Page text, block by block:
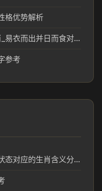
格优势解析
易衣而出，并日而食是什么生肖_易衣而出并日而食对应的生肖含义解析
参考
无精打采是什么生肖_无精打采状态对应的生肖含义分析